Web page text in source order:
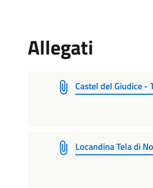
Allegati
Castel del Giudice -
Locandina Tela di